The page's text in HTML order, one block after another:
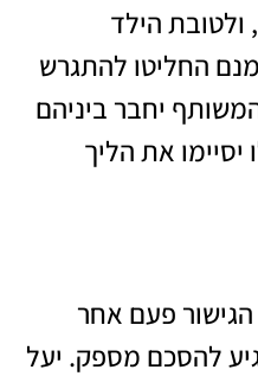
הילד
החליטו להתגרש
יחבר ביניהם
יסיימו את הליך
הגישור פעם אחר
להסכם מספק. יעל